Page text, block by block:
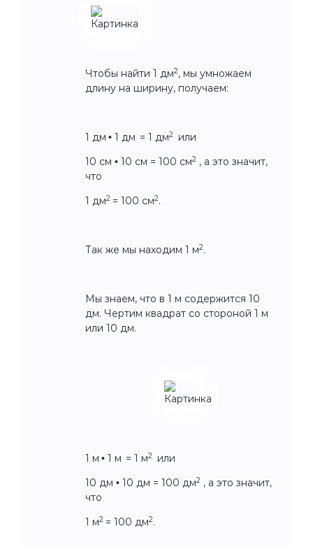
Чтобы найти 1 дм2, мы умножаем
длину на ширину, получаем:
1 дм • 1 дм = 1 дм2
или
10 см • 10 см = 100 см2 , а это значит,
что
1 дм2 = 100 см2.
Так же мы находим 1 м2.
Мы знаем, что в 1 м содержится 10
дм. Чертим квадрат со стороной 1 м
или 10 дм.
1 м • 1 м = 1 м2
или
10 дм • 10 дм = 100 дм2 , а это значит,
что
1 м2 = 100 дм2.